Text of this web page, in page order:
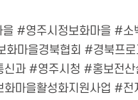
#영주시정보화마을 #소
화마을경북협회 #경북프로
과 #영주시청 #홍보전산
마을활성화지원사업 #전